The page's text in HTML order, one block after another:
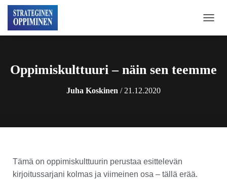
A
O
Oppimiskulttuuri – näin sen teemme
Juha Koskinen / 21.12.2020
Tämä on oppimiskulttuurin perustaa esittelevän
kirjoitussarjani kolmas ja viimeinen osa – tällä erää.